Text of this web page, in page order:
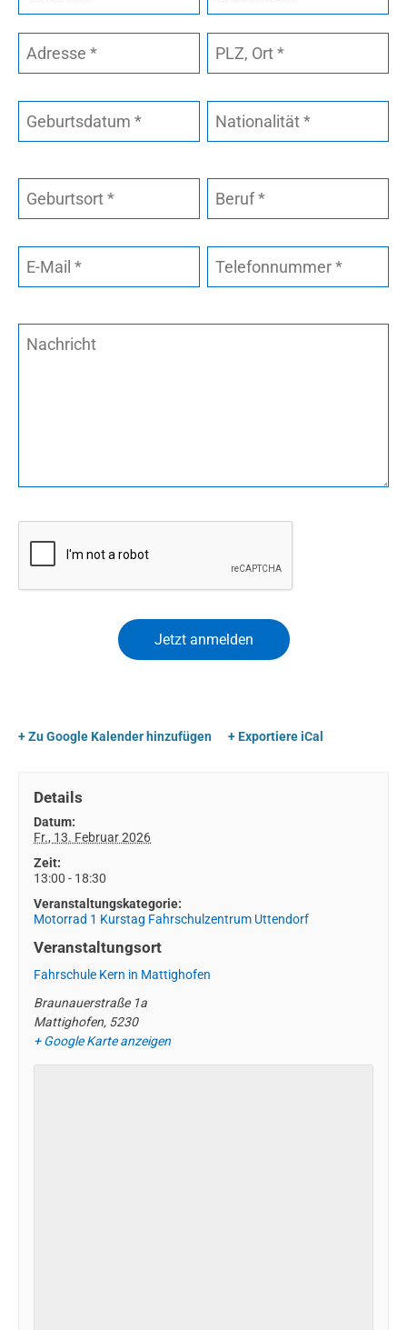
+ Zu Google Kalender hinzufügen + Exportiere iCal
Details
Datum:
Fr., 13. Februar 2026
Zeit:
13:00 - 18:30
Veranstaltungskategorie:
Motorrad 1 Kurstag Fahrschulzentrum Uttendorf
Veranstaltungsort
Fahrschule Kern in Mattighofen
Braunauerstraße 1a
Mattighofen, 5230
+ Google Karte anzeigen